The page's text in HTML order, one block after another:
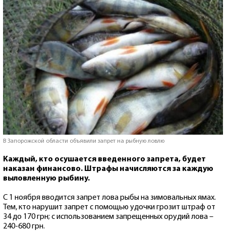
В Запорожской области объявили запрет на рыбную ловлю
Каждый, кто осушается введенного запрета, будет
наказан финансово. Штрафы начисляются за каждую
выловленную рыбину.
С 1 ноября вводится запрет лова рыбы на зимовальных ямах.
Тем, кто нарушит запрет с помощью удочки грозит штраф от
34 до 170 грн; с использованием запрещенных орудий лова –
240-680 грн.